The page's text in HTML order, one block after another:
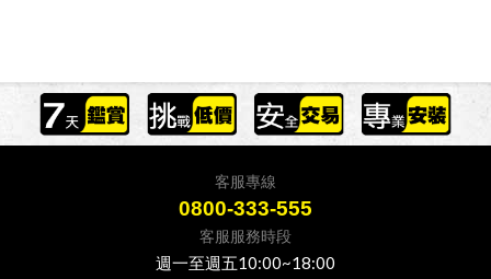
客服專線
0800-333-555
客服服務時段
週一至週五10:00~18:00